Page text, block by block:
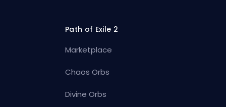
Path of Exile 2
Marketplace
Chaos Orbs
Divine Orbs